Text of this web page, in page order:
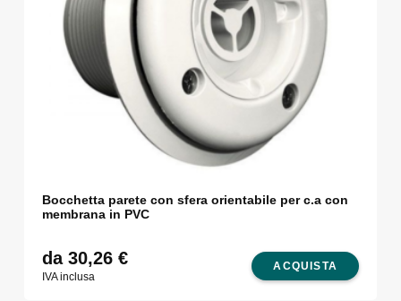
Bocchetta parete con sfera orientabile per c.a con
membrana in PVC
ACQUISTA
da 30,26 €
IVA inclusa